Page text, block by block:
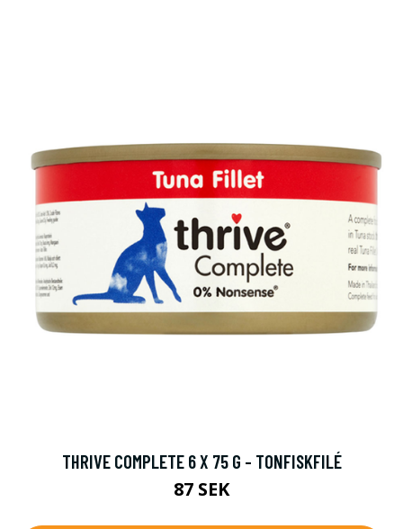
THRIVE COMPLETE 6 X 75 G - TONFISKFILÉ
87 SEK